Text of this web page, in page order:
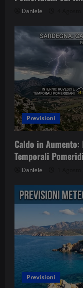
Daniele
Previsioni
Caldo in
Temporali
Daniele
Previsioni